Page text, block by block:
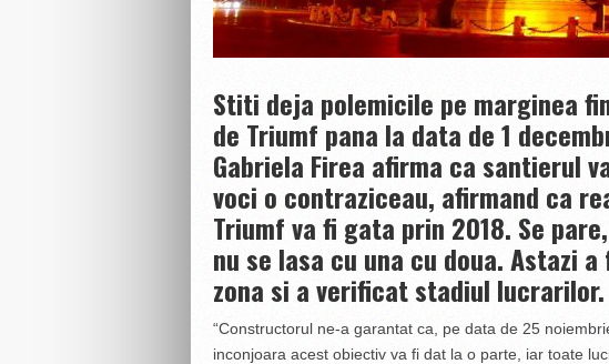
Stiti deja polemicile pe marginea
de Triumf pana la data de 1
Gabriela Firea afirma ca santierul
voci o contraziceau, afirmand ca
Triumf va fi gata prin 2018. Se
nu se lasa cu una cu doua. Astazi
zona si a verificat stadiul lucrarilor.
“Constructorul ne-a garantat ca, pe data de 25
inconjoara acest obiectiv va fi dat la o parte, iar toate